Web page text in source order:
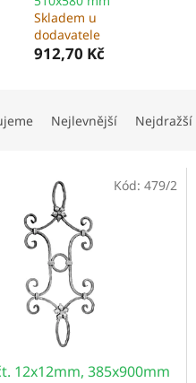
Skladem u
dodavatele
912,70 Kč
Nejlevnější Nejdražší
12x12mm, 385x900mm
Kód: 479/2